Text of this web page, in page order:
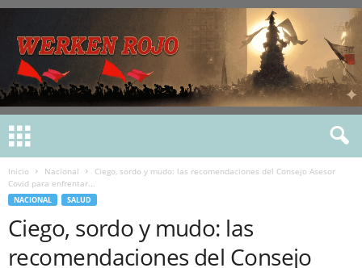
Inicio Nacional
Ciego, sordo y mudo: las recomendaciones del Consejo Asesor
Covid para enfrentar...
NACIONAL SALUD
Ciego, sordo y mudo: las
recomendaciones del Consejo